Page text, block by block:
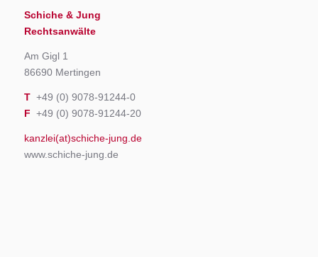
Schiche & Jung
Rechtsanwälte
Am Gigl 1
86690 Mertingen
T+49 (0) 9078-91244-0
F +49 (0) 9078-91244-20
kanzlei(at)schiche-jung.de
www.schiche-jung.de